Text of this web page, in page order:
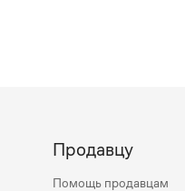
Продавцу
Помощь продавцам